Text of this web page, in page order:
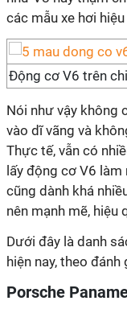
các mẫu xe hơi
Động cơ V6 trên
Nói như vậy không
vào dĩ vãng và
Thực tế, vẫn có
lấy động cơ V6
cũng dành khá
nên mạnh mẽ, hiệu
Dưới đây là danh
hiện nay, theo
Porsche